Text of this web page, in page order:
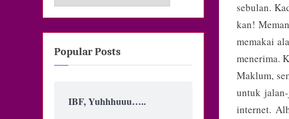
sebulan.
kan!
memakai
menerima.
Maklum,
untuk
internet.
Popular Posts
IBF, Yuhhhuuu…..